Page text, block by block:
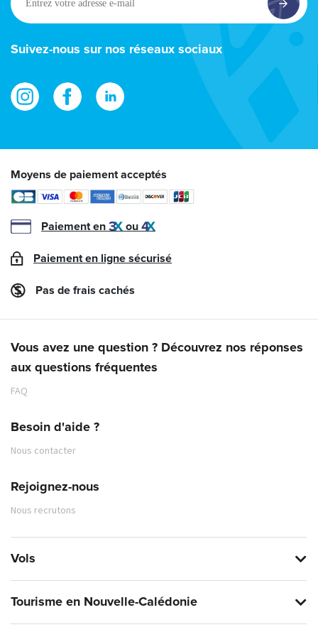
votre
adresse
e-
Suivez-nous sur nos réseaux sociaux
Moyens de paiement acceptés
Paiement en ou
Paiement en ligne sécurisé
Pas de frais cachés
Vous avez une question ? Découvrez nos réponses
aux questions fréquentes
FAQ
Besoin d'aide ?
Nous contacter
Rejoignez-nous
Nous recrutons
Vols
Tourisme en Nouvelle-Calédonie